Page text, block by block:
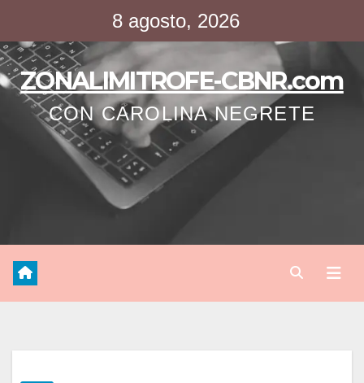
contenido
8 agosto, 2026
ZONALIMITROFE-CBNR.com
CON CAROLINA NEGRETE